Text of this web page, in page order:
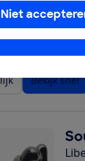
Niet
Bekijk snel